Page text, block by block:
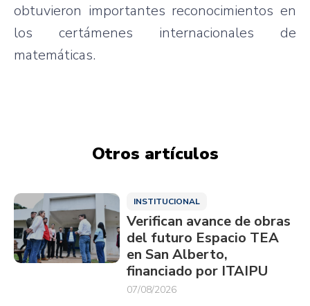
obtuvieron importantes reconocimientos en
los certámenes internacionales de
matemáticas.
Otros artículos
INSTITUCIONAL
Verifican avance de obras
del futuro Espacio TEA
en San Alberto,
financiado por ITAIPU
07/08/2026